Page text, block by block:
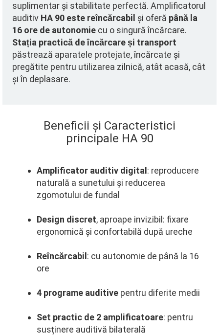
suplimentar și stabilitate perfectă. Amplificatorul
auditiv HA 90 este reîncărcabil și oferă până la
16 ore de autonomie cu o singură încărcare.
Stația practică de încărcare și transport
păstrează aparatele protejate, încărcate și
pregătite pentru utilizarea zilnică, atât acasă, cât
și în deplasare.
Beneficii și Caracteristici
principale HA 90
Amplificator auditiv digital : reproducere
naturală a sunetului și reducerea
zgomotului de fundal
Design discret, aproape invizibil: fixare
ergonomică și confortabilă după ureche
Reîncărcabil : cu autonomie de până la 16
ore
4 programe auditive pentru diferite medii
Set practic de 2 amplificatoare: pentru
susținere auditivă bilaterală